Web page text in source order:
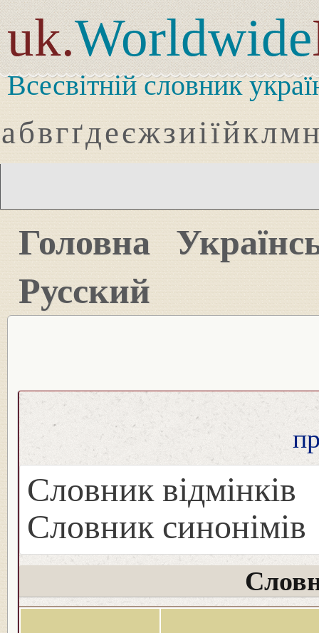
uk.Worldwide
Всесвітній словник
абвгґдеєжзиіїйклмн
Головна
Русский
Словник відмінків
Словник синонімів